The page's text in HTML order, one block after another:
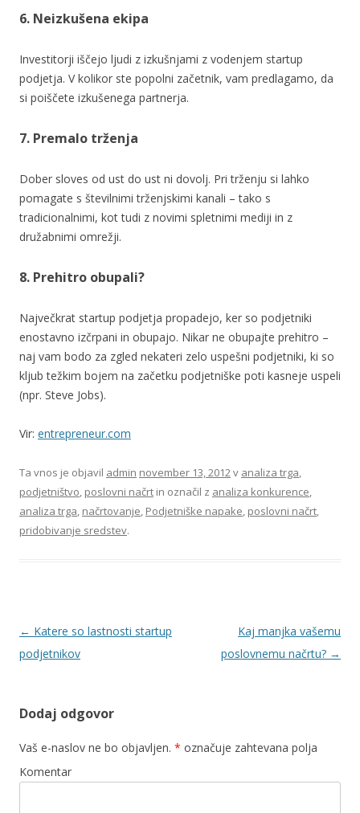
6. Neizkušena ekipa
Investitorji iščejo ljudi z izkušnjami z vodenjem startup
podjetja. V kolikor ste popolni začetnik, vam predlagamo, da
si poiščete izkušenega partnerja.
7. Premalo trženja
Dober sloves od ust do ust ni dovolj. Pri trženju si lahko
pomagate s številnimi trženjskimi kanali – tako s
tradicionalnimi, kot tudi z novimi spletnimi mediji in z
družabnimi omrežji.
8. Prehitro obupali?
Največkrat startup podjetja propadejo, ker so podjetniki
enostavno izčrpani in obupajo. Nikar ne obupajte prehitro –
naj vam bodo za zgled nekateri zelo uspešni podjetniki, ki so
kljub težkim bojem na začetku podjetniške poti kasneje uspeli
(npr. Steve Jobs).
Vir: entrepreneur.com
Ta vnos je objavil admin november 13, 2012v analiza trga,
podjetništvo, poslovni načrt in označil z analiza konkurence,
analiza trga, načrtovanje, Podjetniške napake, poslovni načrt,
pridobivanje sredstev.
Navigacija prispevkov
← Katere so lastnosti startup
podjetnikov
Kaj manjka vašemu
poslovnemu načrtu? →
Dodaj odgovor
Vaš e-naslov ne bo objavljen. * označuje zahtevana polja
Komentar